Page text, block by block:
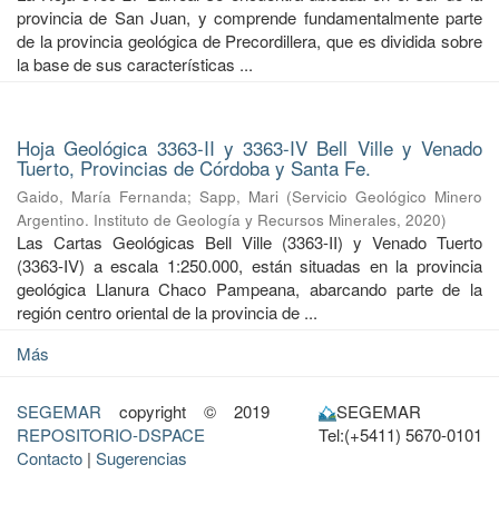
provincia de San Juan, y comprende fundamentalmente parte
de la provincia geológica de Precordillera, que es dividida sobre
la base de sus características ...
Hoja Geológica 3363-II y 3363-IV Bell Ville y Venado
Tuerto, Provincias de Córdoba y Santa Fe.
Gaido, María Fernanda; Sapp, Mari (Servicio Geológico Minero
Argentino. Instituto de Geología y Recursos Minerales, 2020)
Las Cartas Geológicas Bell Ville (3363-II) y Venado Tuerto
(3363-IV) a escala 1:250.000, están situadas en la provincia
geológica Llanura Chaco Pampeana, abarcando parte de la
región centro oriental de la provincia de ...
Más
SEGEMAR copyright © 2019
REPOSITORIO-DSPACE
Contacto | Sugerencias
SEGEMAR
Tel:(+5411) 5670-0101